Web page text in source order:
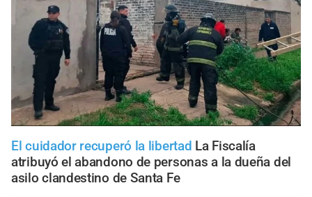
El cuidador recuperó la libertad La Fiscalía
atribuyó el abandono de personas a la dueña del
asilo clandestino de Santa Fe